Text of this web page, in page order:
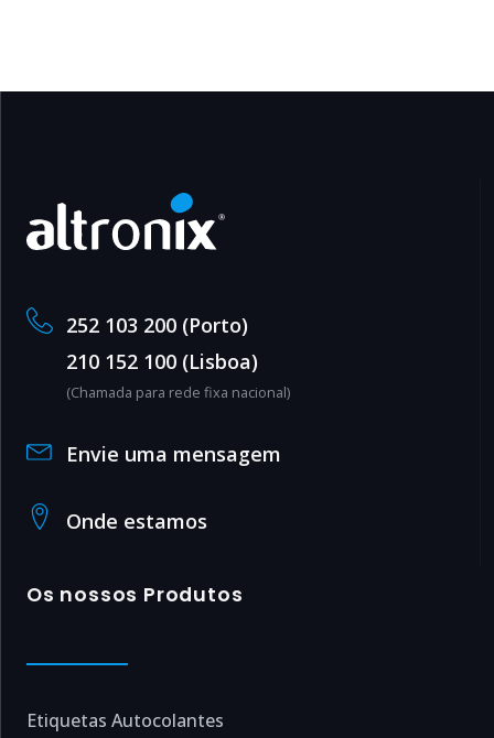
252 103 200 (Porto)
210 152 100 (Lisboa)
(Chamada para rede fixa nacional)
Envie uma mensagem
Onde estamos
Os nossos Produtos
Etiquetas Autocolantes